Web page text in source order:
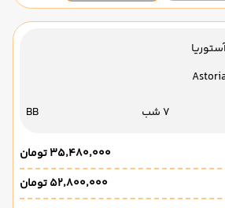
7 شب BB
۳۵٬۴۸۰٬۰۰۰ تومان
۵۲٬۸۰۰٬۰۰۰ تومان